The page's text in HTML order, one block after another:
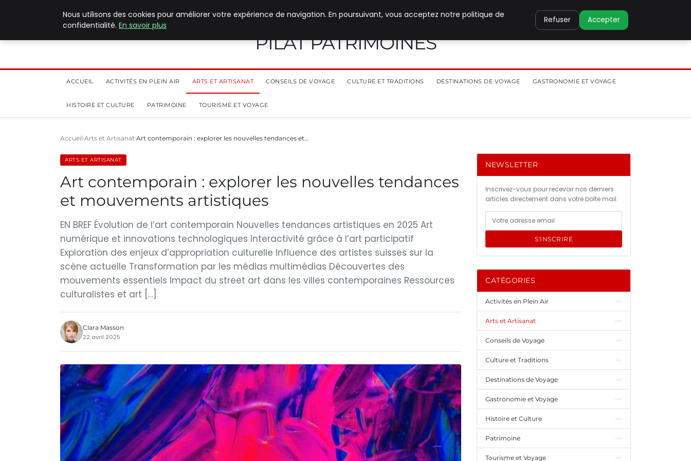
PILAT PATRIMOINES
ACCUEIL ACTIVITÉS EN PLEIN AIR ARTS ET ARTISANAT CONSEILS DE VOYAGE CULTURE ET TRADITIONS DESTINATIONS DE VOYAGE GASTRONOMIE ET VOYAGE
HISTOIRE ET CULTURE PATRIMOINE TOURISME ET VOYAGE
Accueil Arts et Artisanat Art contemporain : explorer les nouvelles tendances et…
ARTS ET ARTISANAT
Art contemporain : explorer les nouvelles tendances
et mouvements artistiques
EN BREF Évolution de l’art contemporain Nouvelles tendances artistiques en 2025 Art
numérique et innovations technologiques Interactivité grâce à l’art participatif
Exploration des enjeux d’appropriation culturelle Influence des artistes suisses sur la
scène actuelle Transformation par les médias multimédias Découvertes des
mouvements essentiels Impact du street art dans les villes contemporaines Ressources
culturalistes et art […]
Clara Masson
22 avril 2025
NEWSLETTER
Inscrivez-vous pour recevoir nos derniers
articles directement dans votre boîte mail.
S'INSCRIRE
CATÉGORIES
Activités en Plein Air
Arts et Artisanat
Conseils de Voyage
Culture et Traditions
Destinations de Voyage
Gastronomie et Voyage
Histoire et Culture
Patrimoine
Tourisme et Voyage
Nous utilisons des cookies pour améliorer votre expérience de navigation. En poursuivant, vous acceptez notre politique de
confidentialité. En savoir plus
Refuser Accepter